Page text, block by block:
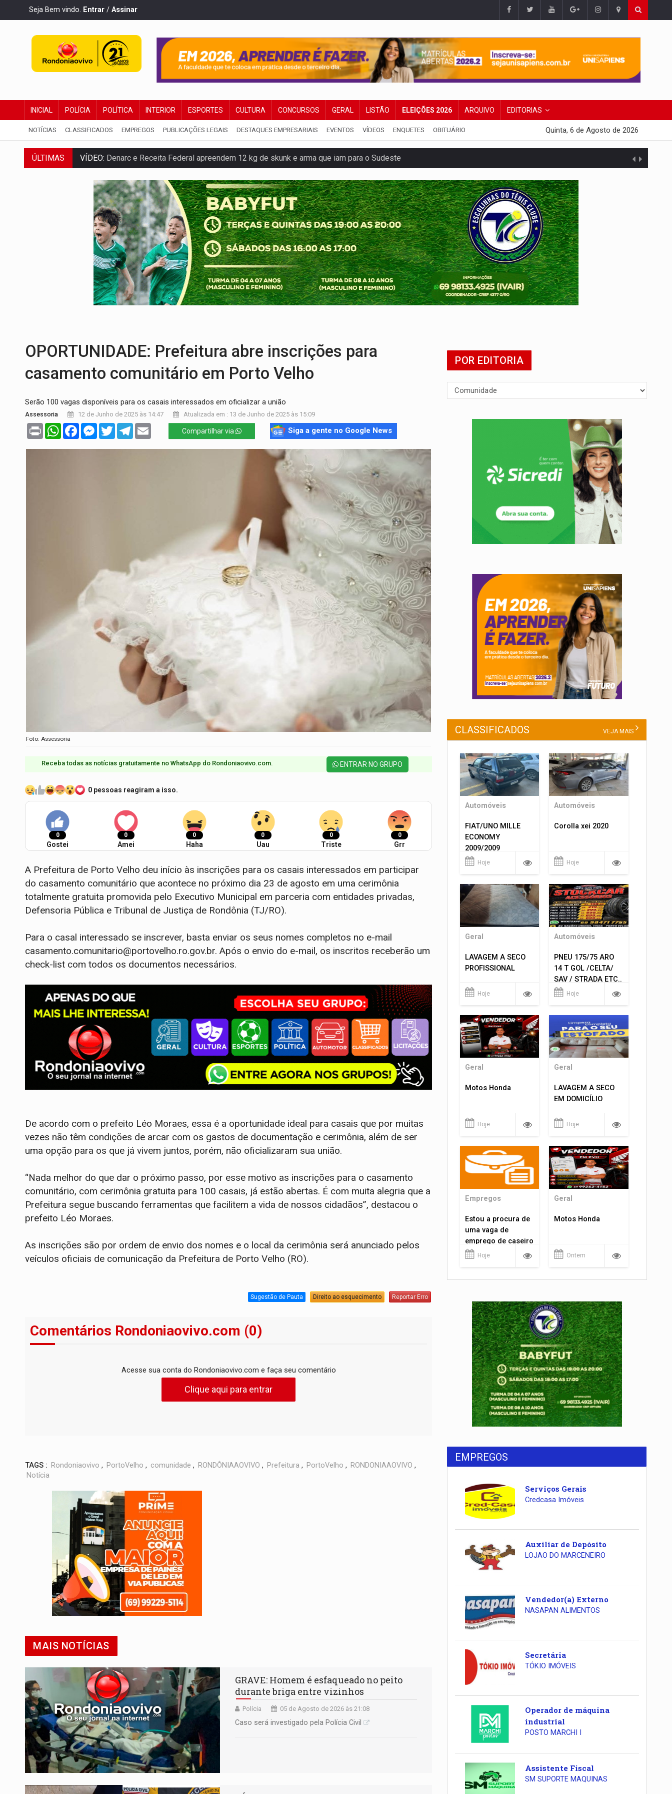
Seja Bem vindo. Entrar / Assinar
INICIAL POLÍCIA POLÍTICA INTERIOR ESPORTES CULTURA CONCURSOS GERAL LISTÃO ELEIÇÕES 2026 ARQUIVO EDITORIAS
NOTÍCIAS CLASSIFICADOS EMPREGOS PUBLICAÇÕES LEGAIS DESTAQUES EMPRESARIAIS EVENTOS VÍDEOS ENQUETES OBITUÁRIO Quinta, 6 de Agosto de 2026
ÚLTIMAS
VÍDEO:Denarc e Receita Federal apreendem 12 kg de skunk e arma que iam para o Sudeste
OPERAÇÃO DA PC:Membros do CV são presos com armas e drogas após crime de tortur@
ENTRADA GRATUITA:Espetáculo As Marias Somos Nós será apresentado na capital
VÍDEO:Três são presos após furto de motocicleta em frente de academia
CELEBRAÇÃO:Cerejeiras completa 43 anos de emancipação com programação esportiva
SAÚDE:Anvisa desmente boato sobre presença de plástico ou petróleo em ovos
VÍDEO:Pitbulls fogem de residência e atacam casal de idosos na zona Leste
AÇÃO CONJUNTA:Forças policiais apreendem cerca de 1kg de ouro em Rondônia
PF ESTÁ APURANDO:Flávio Bolsonaro escolhe Alfredo Gaspar como vice, alvo de denúncia por estupro
OPORTUNIDADE: Prefeitura abre inscrições para
casamento comunitário em Porto Velho
Serão 100 vagas disponíveis para os casais interessados em oficializar a união
Assessoria 12 de Junho de 2025 às 14:47 Atualizada em : 13 de Junho de 2025 às 15:09
Print WhatsAppFacebookMessenger
TwitterTelegram Compartilhar via Siga a gente no Google News
Foto: Assessoria
Receba todas as notícias gratuitamente no WhatsApp do Rondoniaovivo.com.​ ENTRAR NO GRUPO
0 pessoas reagiram a isso.
0
Gostei
0
Amei
0
Haha
0
Uau
0
Triste
0
Grr
A Prefeitura de Porto Velho deu início às inscrições para os casais interessados em participar
do casamento comunitário que acontece no próximo dia 23 de agosto em uma cerimônia
totalmente gratuita promovida pelo Executivo Municipal em parceria com entidades privadas,
Defensoria Pública e Tribunal de Justiça de Rondônia (TJ/RO).
Para o casal interessado se inscrever, basta enviar os seus nomes completos no e-mail
casamento.comunitario@portovelho.ro.gov.br. Após o envio do e-mail, os inscritos receberão um
check-list com todos os documentos necessários.
De acordo com o prefeito Léo Moraes, essa é a oportunidade ideal para casais que por muitas
vezes não têm condições de arcar com os gastos de documentação e cerimônia, além de ser
uma opção para os que já vivem juntos, porém, não oficializaram sua união.
“Nada melhor do que dar o próximo passo, por esse motivo as inscrições para o casamento
comunitário, com cerimônia gratuita para 100 casais, já estão abertas. É com muita alegria que a
Prefeitura segue buscando ferramentas que facilitem a vida de nossos cidadãos”, destacou o
prefeito Léo Moraes.
As inscrições são por ordem de envio dos nomes e o local da cerimônia será anunciado pelos
veículos oficiais de comunicação da Prefeitura de Porto Velho (RO).
Sugestão de Pauta Direito ao esquecimento Reportar Erro
Comentários Rondoniaovivo.com (0)
Acesse sua conta do Rondoniaovivo.com e faça seu comentário
Clique aqui para entrar
TAGS : Rondoniaovivo , PortoVelho , comunidade , RONDÔNIAAOVIVO , Prefeitura , PortoVelho , RONDONIAAOVIVO ,
Notícia
MAIS NOTÍCIAS
GRAVE: Homem é esfaqueado no peito
durante briga entre vizinhos
Polícia 05 de Agosto de 2026 às 21:08
Caso será investigado pela Polícia Civil
POR EDITORIA
CLASSIFICADOS VEJA MAIS
Automóveis
FIAT/UNO MILLE
ECONOMY
2009/2009
Hoje
Automóveis
Corolla xei 2020
Hoje
Geral
LAVAGEM A SECO
PROFISSIONAL
Hoje
Automóveis
PNEU 175/75 ARO
14 T GOL /CELTA/
SAV / STRADA ETC..
R$ 219,99
Hoje
Geral
Motos Honda
Hoje
Geral
LAVAGEM A SECO
EM DOMICÍLIO
Hoje
Empregos
Estou a procura de
uma vaga de
emprego de caseiro
em porto velho
Hoje
Geral
Motos Honda
Ontem
EMPREGOS
Serviços Gerais
Credcasa Imóveis
Auxiliar de Depósito
LOJAO DO MARCENEIRO
Vendedor(a) Externo
NASAPAN ALIMENTOS
Secretária
TÓKIO IMÓVEIS
Operador de máquina
industrial
POSTO MARCHI I
Assistente Fiscal
SM SUPORTE MAQUINAS